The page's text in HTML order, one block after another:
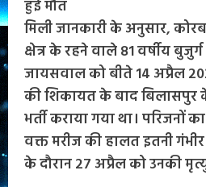
हुई मौत
मिली जानकारी के अनुसार,
क्षेत्र के रहने वाले 81 वर्षीय
जायसवाल को बीते 14 अप्रैल
की शिकायत के बाद
भर्ती कराया गया था। परिजनों
वक्त मरीज की हालत इतनी
के दौरान 27 अप्रैल को उनकी